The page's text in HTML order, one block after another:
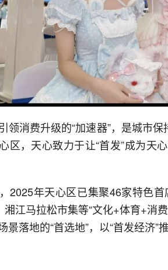
领消费升级的“加速器”，是城市
区，天心致力于让“首发”成为天
2025年天心区已集聚46家特色
湘江马拉松市集等“文化+体育+消
景落地的“首选地”，以“首发经济”